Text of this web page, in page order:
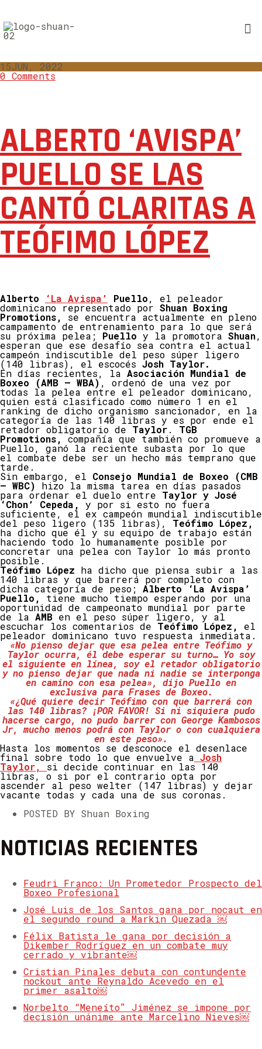
15JUN, 2022
0 Comments
ALBERTO ‘AVISPA’
PUELLO SE LAS
CANTÓ CLARITAS A
TEÓFIMO LÓPEZ
Alberto ‘La Avispa’ Puello, el peleador
dominicano representado por Shuan Boxing
Promotions, se encuentra actualmente en pleno
campamento de entrenamiento para lo que será
su próxima pelea; Puello y la promotora Shuan,
esperan que ese desafío sea contra el actual
campeón indiscutible del peso súper ligero
(140 libras), el escocés Josh Taylor.
En días recientes, la Asociación Mundial de
Boxeo (AMB – WBA), ordenó de una vez por
todas la pelea entre el peleador dominicano,
quien está clasificado como número 1 en el
ranking de dicho organismo sancionador, en la
categoría de las 140 libras y es por ende el
retador obligatorio de Taylor. TGB
Promotions, compañía que también co promueve a
Puello, ganó la reciente subasta por lo que
el combate debe ser un hecho más temprano que
tarde.
Sin embargo, el Consejo Mundial de Boxeo (CMB
– WBC) hizo la misma tarea en días pasados
para ordenar el duelo entre Taylor y José
‘Chon’ Cepeda, y por si esto no fuera
suficiente, el ex campeón mundial indiscutible
del peso ligero (135 libras), Teófimo López,
ha dicho que él y su equipo de trabajo están
haciendo todo lo humanamente posible por
concretar una pelea con Taylor lo más pronto
posible.
Teófimo López ha dicho que piensa subir a las
140 libras y que barrerá por completo con
dicha categoría de peso; Alberto ‘La Avispa’
Puello, tiene mucho tiempo esperando por una
oportunidad de campeonato mundial por parte
de la AMB en el peso súper ligero, y al
escuchar los comentarios de Teófimo López, el
peleador dominicano tuvo respuesta inmediata.
«No pienso dejar que esa pelea entre Teófimo y
Taylor ocurra, él debe esperar su turno… Yo soy
el siguiente en línea, soy el retador obligatorio
y no pienso dejar que nada ni nadie se interponga
en camino con esa pelea», dijo Puello en
exclusiva para Frases de Boxeo.
«¿Qué quiere decir Teófimo con que barrerá con
las 140 libras? ¡POR FAVOR! Si ni siquiera pudo
hacerse cargo, no pudo barrer con George Kambosos
Jr, mucho menos podrá con Taylor o con cualquiera
en este peso».
Hasta los momentos se desconoce el desenlace
final sobre todo lo que envuelve a Josh
Taylor, si decide continuar en las 140
libras, o si por el contrario opta por
ascender al peso welter (147 libras) y dejar
vacante todas y cada una de sus coronas.
POSTED BY Shuan Boxing
NOTICIAS RECIENTES
Feudri Franco: Un Prometedor Prospecto del
Boxeo Profesional
José Luis de los Santos gana por nocaut en
el segundo round a Markin Quezada ￼
Félix Batista le gana por decisión a
Dikember Rodríguez en un combate muy
cerrado y vibrante￼
Cristian Pinales debuta con contundente
nockout ante Reynaldo Acevedo en el
primer asalto￼
Norbelto “Meneíto” Jiménez se impone por
decisión unánime ante Marcelino Nieves￼